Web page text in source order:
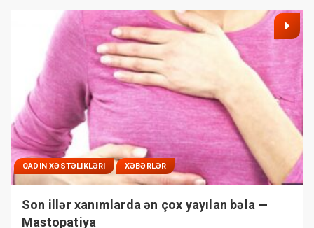
QADIN XƏSTƏLIKLƏRI XƏBƏRLƏR
Son illər xanımlarda ən çox yayılan bəla —
Mastopatiya